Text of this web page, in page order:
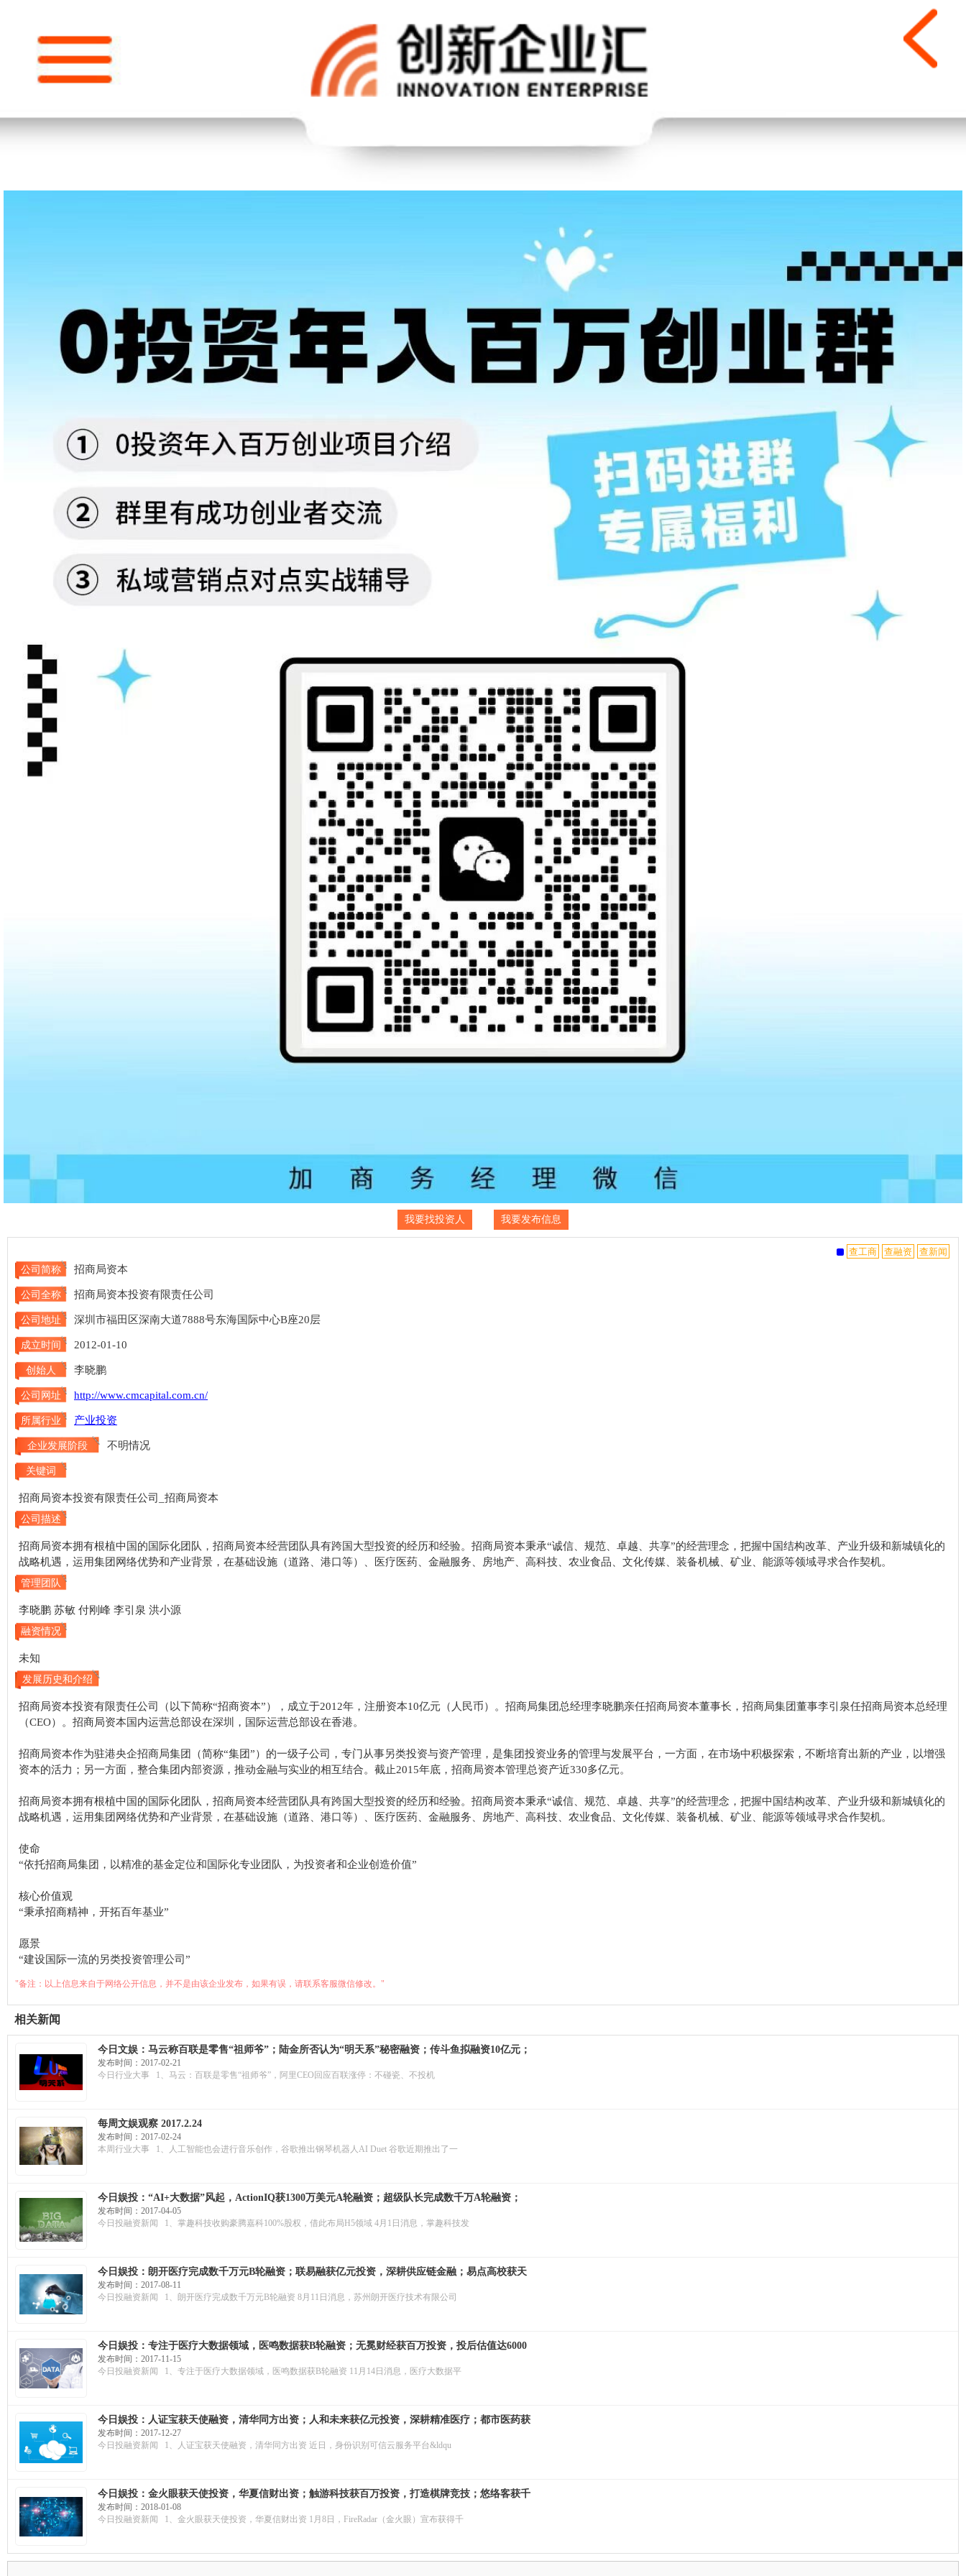
我要找投资人 我要发布信息
公司简称 招商局资本
公司全称 招商局资本投资有限责任公司
公司地址 深圳市福田区深南大道7888号东海国际中心B座20层
成立时间 2012-01-10
创始人 李晓鹏
公司网址 http://www.cmcapital.com.cn/
所属行业 产业投资
企业发展阶段 不明情况
关键词
招商局资本投资有限责任公司_招商局资本
公司描述
招商局资本拥有根植中国的国际化团队，招商局资本经营团队具有跨国大型投资的经历和经验。招商局资本秉承“诚信、规范、卓越、共享”的经营理念，把握中国结构改革、产业升级和新城镇化的
战略机遇，运用集团网络优势和产业背景，在基础设施（道路、港口等）、医疗医药、金融服务、房地产、高科技、农业食品、文化传媒、装备机械、矿业、能源等领域寻求合作契机。
管理团队
李晓鹏 苏敏 付刚峰 李引泉 洪小源
融资情况
未知
发展历史和介绍
招商局资本投资有限责任公司（以下简称“招商资本”），成立于2012年，注册资本10亿元（人民币）。招商局集团总经理李晓鹏亲任招商局资本董事长，招商局集团董事李引泉任招商局资本总经理
（CEO）。招商局资本国内运营总部设在深圳，国际运营总部设在香港。
招商局资本作为驻港央企招商局集团（简称“集团”）的一级子公司，专门从事另类投资与资产管理，是集团投资业务的管理与发展平台，一方面，在市场中积极探索，不断培育出新的产业，以增强
资本的活力；另一方面，整合集团内部资源，推动金融与实业的相互结合。截止2015年底，招商局资本管理总资产近330多亿元。
招商局资本拥有根植中国的国际化团队，招商局资本经营团队具有跨国大型投资的经历和经验。招商局资本秉承“诚信、规范、卓越、共享”的经营理念，把握中国结构改革、产业升级和新城镇化的
战略机遇，运用集团网络优势和产业背景，在基础设施（道路、港口等）、医疗医药、金融服务、房地产、高科技、农业食品、文化传媒、装备机械、矿业、能源等领域寻求合作契机。
使命
“依托招商局集团，以精准的基金定位和国际化专业团队，为投资者和企业创造价值”
核心价值观
“秉承招商精神，开拓百年基业”
愿景
“建设国际一流的另类投资管理公司”
"备注：以上信息来自于网络公开信息，并不是由该企业发布，如果有误，请联系客服微信修改。"
相关新闻
今日文娱：马云称百联是零售“祖师爷”；陆金所否认为“明天系”秘密融资；传斗鱼拟融资10亿元；
摩拜单车再获淡马锡注资，累计融资超3亿美元
发布时间：2017-02-21
今日行业大事 1、马云：百联是零售“祖师爷”，阿里CEO回应百联涨停：不碰瓷、不投机
每周文娱观察 2017.2.24
发布时间：2017-02-24
本周行业大事 1、人工智能也会进行音乐创作，谷歌推出钢琴机器人AI Duet 谷歌近期推出了一
今日娱投：“AI+大数据”风起，ActionIQ获1300万美元A轮融资；超级队长完成数千万A轮融资；
掌趣科技收购豪腾嘉科100%股权，借此布局H5领域
发布时间：2017-04-05
今日投融资新闻 1、掌趣科技收购豪腾嘉科100%股权，借此布局H5领域 4月1日消息，掌趣科技发
今日娱投：朗开医疗完成数千万元B轮融资；联易融获亿元投资，深耕供应链金融；易点高校获天
使融资，打开校园O2O新局面
发布时间：2017-08-11
今日投融资新闻 1、朗开医疗完成数千万元B轮融资 8月11日消息，苏州朗开医疗技术有限公司
今日娱投：专注于医疗大数据领域，医鸣数据获B轮融资；无冕财经获百万投资，投后估值达6000
万元；安晟医疗获A轮融资，毅达资本领投
发布时间：2017-11-15
今日投融资新闻 1、专注于医疗大数据领域，医鸣数据获B轮融资 11月14日消息，医疗大数据平
今日娱投：人证宝获天使融资，清华同方出资；人和未来获亿元投资，深耕精准医疗；都市医药获
千万投资，建设家庭医生平台
发布时间：2017-12-27
今日投融资新闻 1、人证宝获天使融资，清华同方出资 近日，身份识别可信云服务平台&ldqu
今日娱投：金火眼获天使投资，华夏信财出资；触游科技获百万投资，打造棋牌竞技；悠络客获千
万投资，提供AI服务
发布时间：2018-01-08
今日投融资新闻 1、金火眼获天使投资，华夏信财出资 1月8日，FireRadar（金火眼）宣布获得千